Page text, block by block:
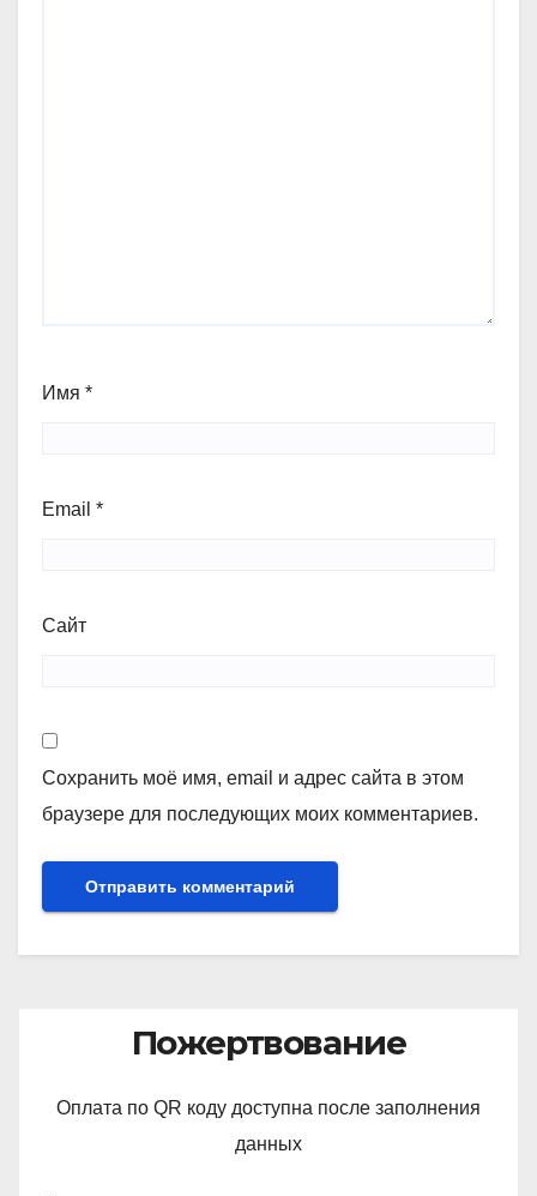
Имя *
Email *
Сайт
Сохранить моё имя, email и адрес сайта в этом
браузере для последующих моих комментариев.
Пожертвование
Оплата по QR коду доступна после заполнения
данных